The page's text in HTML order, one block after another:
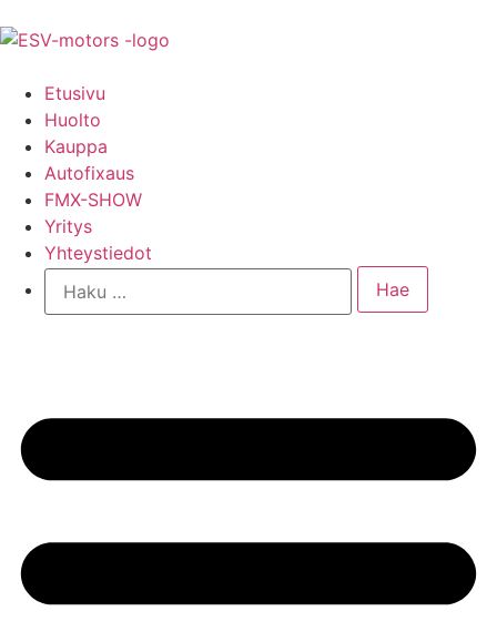
Etusivu
Huolto
Kauppa
Autofixaus
FMX-SHOW
Yritys
Yhteystiedot